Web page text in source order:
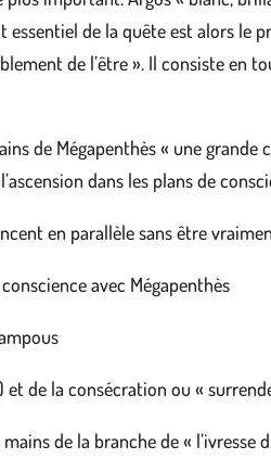
essentiel de la quête est alors le
de l’être ». Il consiste en
de Mégapenthès « une
dans les plans de
en parallèle sans être
avec Mégapenthès
et de la consécration ou «
de la branche de « l’ivresse